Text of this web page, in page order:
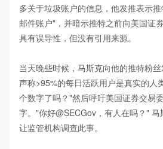
多关于垃圾账户的信息，他发推表示
邮件账户"，并暗示推特之前向美国证
具有误导性，但没有引用来源。
当天晚些时候，马斯克向他的推特粉
声称>95%的每日活跃用户是真实的人
个数字了吗？"然后呼吁美国证券交易
字。"你好@SECGov，有人在吗？"
让监管机构调查此事。